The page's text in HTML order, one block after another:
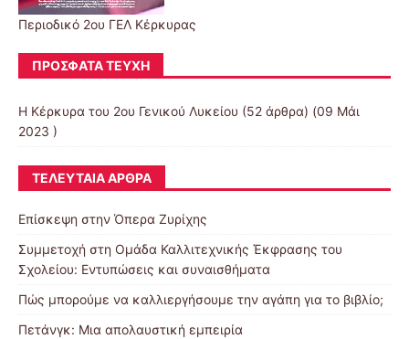
Περιοδικό 2ου ΓΕΛ Κέρκυρας
ΠΡΌΣΦΑΤΑ ΤΕΎΧΗ
Η Κέρκυρα του 2ου Γενικού Λυκείου (52 άρθρα) (09 Μάι
2023 )
ΤΕΛΕΥΤΑΊΑ ΆΡΘΡΑ
Επίσκεψη στην Όπερα Ζυρίχης
Συμμετοχή στη Ομάδα Καλλιτεχνικής Έκφρασης του
Σχολείου: Εντυπώσεις και συναισθήματα
Πώς μπορούμε να καλλιεργήσουμε την αγάπη για το βιβλίο;
Πετάνγκ: Μια απολαυστική εμπειρία